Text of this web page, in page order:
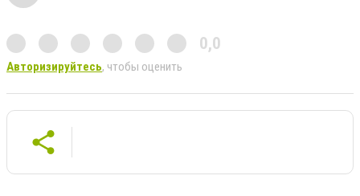
0,0
Авторизируйтесь, чтобы оценить